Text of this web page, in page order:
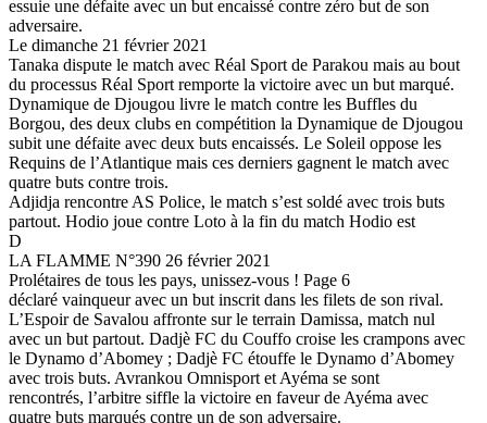
essuie une défaite avec un but encaissé contre zéro but de son
adversaire.
Le dimanche 21 février 2021
Tanaka dispute le match avec Réal Sport de Parakou mais au bout
du processus Réal Sport remporte la victoire avec un but marqué.
Dynamique de Djougou livre le match contre les Buffles du
Borgou, des deux clubs en compétition la Dynamique de Djougou
subit une défaite avec deux buts encaissés. Le Soleil oppose les
Requins de l’Atlantique mais ces derniers gagnent le match avec
quatre buts contre trois.
Adjidja rencontre AS Police, le match s’est soldé avec trois buts
partout. Hodio joue contre Loto à la fin du match Hodio est
D
LA FLAMME N°390 26 février 2021
Prolétaires de tous les pays, unissez-vous ! Page 6
déclaré vainqueur avec un but inscrit dans les filets de son rival.
L’Espoir de Savalou affronte sur le terrain Damissa, match nul
avec un but partout. Dadjè FC du Couffo croise les crampons avec
le Dynamo d’Abomey ; Dadjè FC étouffe le Dynamo d’Abomey
avec trois buts. Avrankou Omnisport et Ayéma se sont
rencontrés, l’arbitre siffle la victoire en faveur de Ayéma avec
quatre buts marqués contre un de son adversaire.